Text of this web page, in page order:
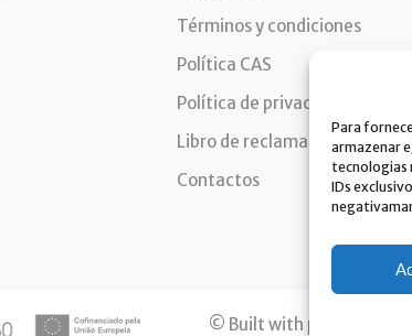
Para
armazenar
tecnologias
IDs
Términos y condiciones
Política CAS
Política de privacidad
Libro de reclamaciones
Contactos
© Built with passion. All